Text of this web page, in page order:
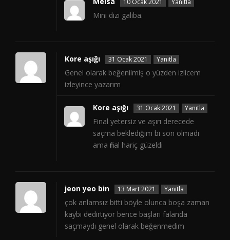
10 Ocak 2021 Yanıtla
Mini dizi galiba.
Kore aşığı 31 Ocak 2021 Yanıtla
Genel olarak beğenilmiş o yüzden izlicem
izleyince yazarım
Kore aşığı 31 Ocak 2021 Yanıtla
Final yetersiz ve aşırı derecede
saçma beklediğim bi son olmadı
ama final hariç güzeldi
jeon yeo bin 13 Mart 2021 Yanıtla
çok anlamsız bitti böyle olunca boşa zaman
kaybı dedirtiyor bence başları falanda
saçmaydı genel olarak beğenmedim